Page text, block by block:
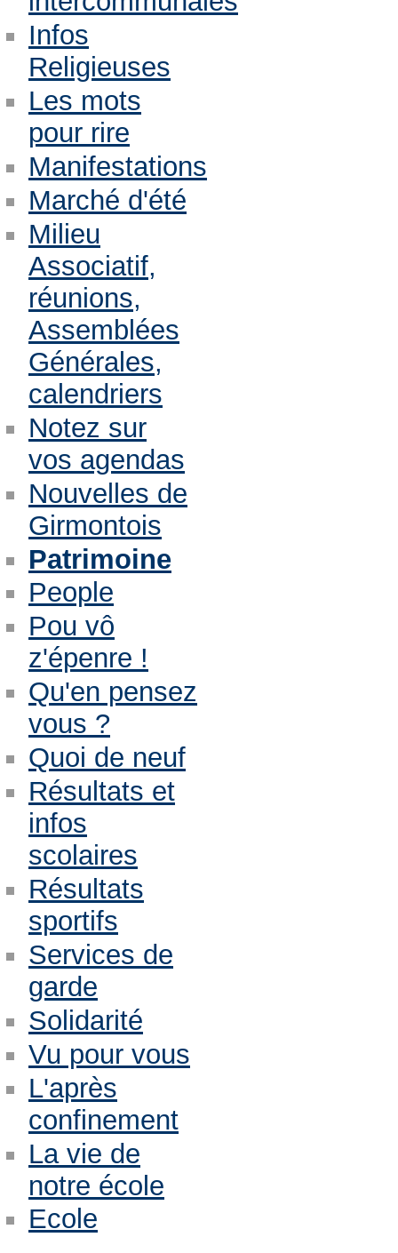
Infos
Religieuses
Les mots
pour rire
Manifestations
Marché d'été
Milieu
Associatif,
réunions,
Assemblées
Générales,
calendriers
Notez sur
vos agendas
Nouvelles de
Girmontois
Patrimoine
People
Pou vô
z'épenre !
Qu'en pensez
vous ?
Quoi de neuf
Résultats et
infos
scolaires
Résultats
sportifs
Services de
garde
Solidarité
Vu pour vous
L'après
confinement
La vie de
notre école
Ecole